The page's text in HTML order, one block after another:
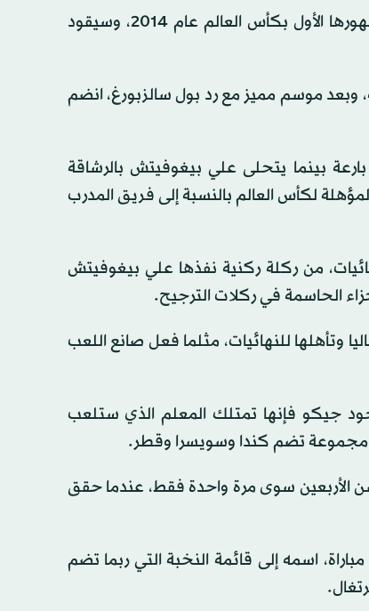
ويُعد جيكو (40 عاماً) أحد لاعبين اثنين فقط تبقيا من تشكيلة البوسنة في ظهورها الأول بكأس العالم عام 2014، وسيقود
القدم البوسنية، وبعد موسم مميز مع رد بول سالزبورغ، انضم
بينما يتحلى علي بيغوفيتش بالرشاقة
لكأس العالم بالنسبة إلى فريق المدرب
من ركلة ركنية نفذها علي بيغوفيتش
الحاسمة في ركلات الترجيح.
للنهائيات، مثلما فعل صانع اللعب
جيكو فإنها تمتلك المعلم الذي ستلعب
مجموعة تضم كندا وسويسرا وقطر.
الأربعين سوى مرة واحدة فقط، عندما حقق
ومن المقرر أن يضيف جيكو، الهداف التاريخي للبوسنة برصيد 73 هدفاً في 148 مباراة، اسمه إلى قائمة النخبة التي ربما تضم